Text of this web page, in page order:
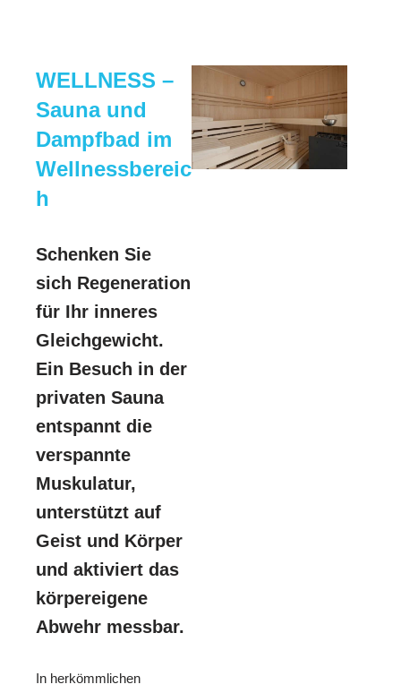
WELLNESS –
Sauna und
Dampfbad im
Wellnessbereic
h
Schenken Sie
sich Regeneration
für Ihr inneres
Gleichgewicht.
Ein Besuch in der
privaten Sauna
entspannt die
verspannte
Muskulatur,
unterstützt auf
Geist und Körper
und aktiviert das
körpereigene
Abwehr messbar.
In herkömmlichen